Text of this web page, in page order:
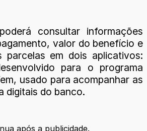
consultar informações
valor do benefício e
parcelas em dois aplicativos:
para o programa
usado para acompanhar as
digitais do banco.
após a publicidade.